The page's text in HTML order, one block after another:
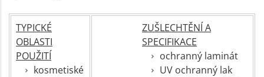
TYPICKÉ
OBLASTI
POUŽITÍ
kosmetiské
ZUŠLECHTĚNÍ A
SPECIFIKACE
ochranný laminát
UV ochranný lak